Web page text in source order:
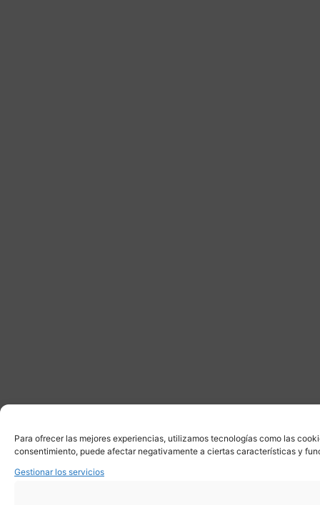
Para ofrecer las mejores experiencias, utilizamos tecnologías como las
consentimiento, puede afectar negativamente a ciertas características y
Gestionar los servicios